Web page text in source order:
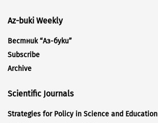
Az-buki Weekly
Вестник “Аз-буки”
Subscribe
Archive
Scientific Journals
Strategies for Policy in Science and Education